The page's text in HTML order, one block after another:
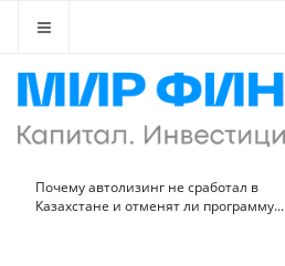
Почему автолизинг не сработал в
Казахстане и отменят ли программу...